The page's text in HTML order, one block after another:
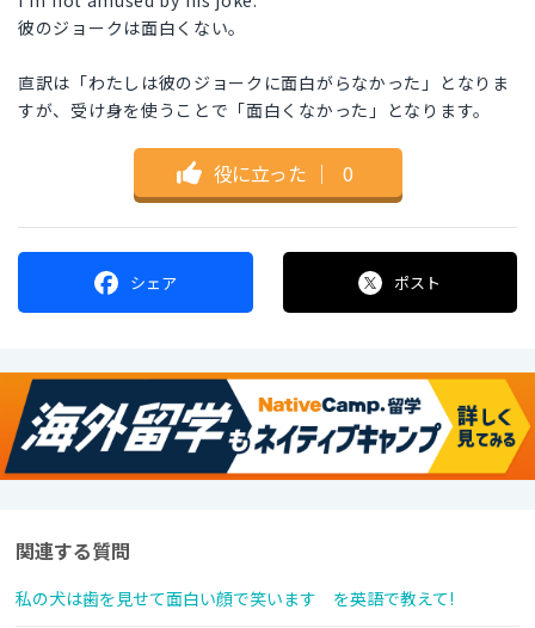
彼のジョークは面白くない。
直訳は「わたしは彼のジョークに面白がらなかった」となりま
すが、受け身を使うことで「面白くなかった」となります。
役に立った ｜ 0
シェア ポスト
関連する質問
私の犬は歯を見せて面白い顔で笑います を英語で教えて!